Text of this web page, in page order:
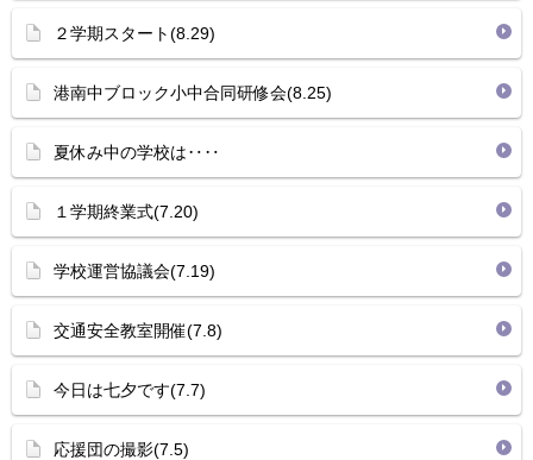
２学期スタート(8.29)
港南中ブロック小中合同研修会(8.25)
夏休み中の学校は‥‥
１学期終業式(7.20)
学校運営協議会(7.19)
交通安全教室開催(7.8)
今日は七夕です(7.7)
応援団の撮影(7.5)